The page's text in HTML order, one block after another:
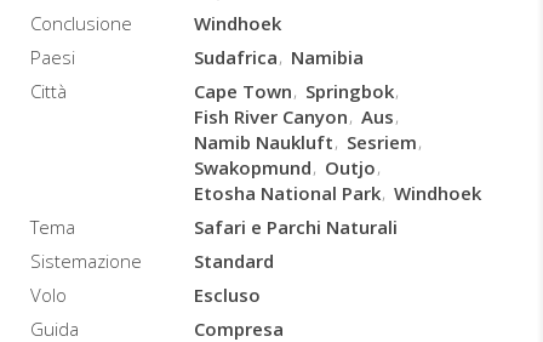
Park,
avvisterete
leoni,
fniotteri
scaledere
le
dune
di
sabbia
Conclusione
Windhoek
Paesi
Sudafrica
Namibia
Città
Cape Town
Springbok
Fish River Canyon Aus
Namib Naukluft
Sesriem
Swakopmund
Outjo
Etosha National Park Windhoek
Tema
Safari e Parchi Naturali
Sistemazione
Standard
Volo
Escluso
Guida
Compresa